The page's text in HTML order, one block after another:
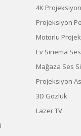
4K
Projeksiyon
Motorlu
Ev Sinema
Mağaza Ses
Projeksiyon
3D Gözlük
Lazer TV